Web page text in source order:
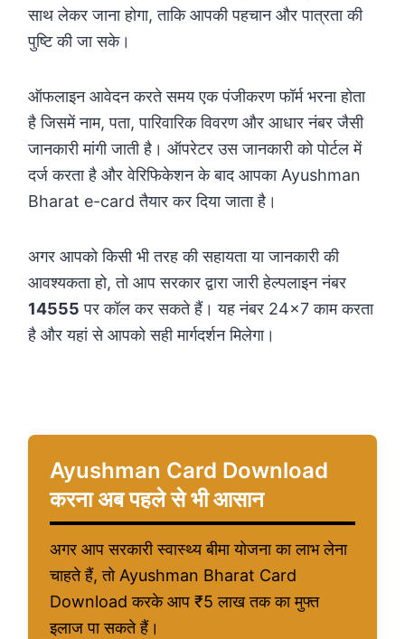
साथ लेकर जाना होगा, ताकि आपकी पहचान और पात्रता की
पुष्टि की जा सके।
ऑफलाइन आवेदन करते समय एक पंजीकरण फॉर्म भरना होता
है जिसमें नाम, पता, पारिवारिक विवरण और आधार नंबर जैसी
जानकारी मांगी जाती है। ऑपरेटर उस जानकारी को पोर्टल में
दर्ज करता है और वेरिफिकेशन के बाद आपका Ayushman
Bharat e-card तैयार कर दिया जाता है।
अगर आपको किसी भी तरह की सहायता या जानकारी की
आवश्यकता हो, तो आप सरकार द्वारा जारी हेल्पलाइन नंबर
14555 पर कॉल कर सकते हैं। यह नंबर 24×7 काम करता
है और यहां से आपको सही मार्गदर्शन मिलेगा।
Ayushman Card Download
करना अब पहले से भी आसान
अगर आप सरकारी स्वास्थ्य बीमा योजना का लाभ लेना
चाहते हैं, तो Ayushman Bharat Card
Download करके आप ₹5 लाख तक का मुफ्त
इलाज पा सकते हैं।